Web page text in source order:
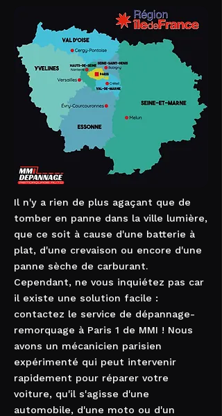
Il n'y a rien de plus agaçant que de
tomber en panne dans la ville lumière,
que ce soit à cause d'une batterie à
plat, d'une crevaison ou encore d'une
panne sèche de carburant.
Cependant, ne vous inquiétez pas car
il existe une solution facile :
contactez le service de dépannage-
remorquage à Paris 1 de MMI ! Nous
avons un mécanicien parisien
expérimenté qui peut intervenir
rapidement pour réparer votre
voiture, qu'il s'agisse d'une
automobile, d'une moto ou d'un